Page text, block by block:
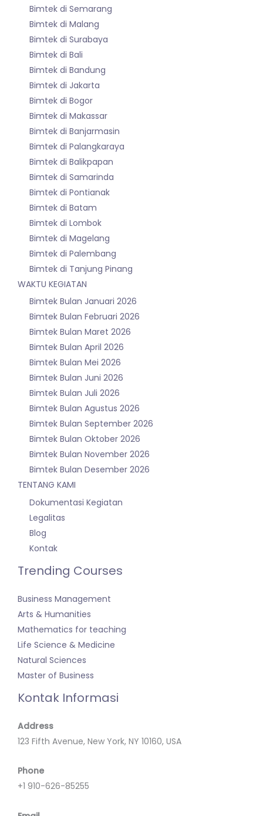
Bimtek di Semarang
Bimtek di Malang
Bimtek di Surabaya
Bimtek di Bali
Bimtek di Bandung
Bimtek di Jakarta
Bimtek di Bogor
Bimtek di Makassar
Bimtek di Banjarmasin
Bimtek di Palangkaraya
Bimtek di Balikpapan
Bimtek di Samarinda
Bimtek di Pontianak
Bimtek di Batam
Bimtek di Lombok
Bimtek di Magelang
Bimtek di Palembang
Bimtek di Tanjung Pinang
WAKTU KEGIATAN
Bimtek Bulan Januari 2026
Bimtek Bulan Februari 2026
Bimtek Bulan Maret 2026
Bimtek Bulan April 2026
Bimtek Bulan Mei 2026
Bimtek Bulan Juni 2026
Bimtek Bulan Juli 2026
Bimtek Bulan Agustus 2026
Bimtek Bulan September 2026
Bimtek Bulan Oktober 2026
Bimtek Bulan November 2026
Bimtek Bulan Desember 2026
TENTANG KAMI
Dokumentasi Kegiatan
Legalitas
Blog
Kontak
Trending Courses
Business Management
Arts & Humanities
Mathematics for teaching
Life Science & Medicine
Natural Sciences
Master of Business
Kontak Informasi
Address
123 Fifth Avenue, New York, NY 10160, USA
Phone
+1 910-626-85255